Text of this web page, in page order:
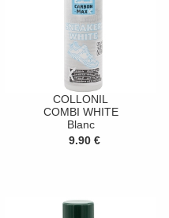
COLLONIL
COMBI WHITE
Blanc
9.90 €